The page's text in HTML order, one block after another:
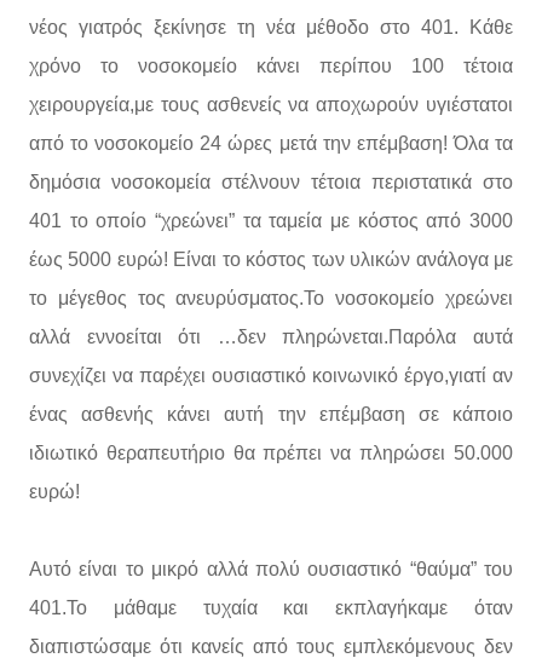
νέος γιατρός ξεκίνησε τη νέα μέθοδο στο 401. Κάθε
χρόνο το νοσοκομείο κάνει περίπου 100 τέτοια
χειρουργεία,με τους ασθενείς να αποχωρούν υγιέστατοι
από το νοσοκομείο 24 ώρες μετά την επέμβαση! Όλα τα
δημόσια νοσοκομεία στέλνουν τέτοια περιστατικά στο
401 το οποίο “χρεώνει” τα ταμεία με κόστος από 3000
έως 5000 ευρώ! Είναι το κόστος των υλικών ανάλογα με
το μέγεθος τος ανευρύσματος.Το νοσοκομείο χρεώνει
αλλά εννοείται ότι …δεν πληρώνεται.Παρόλα αυτά
συνεχίζει να παρέχει ουσιαστικό κοινωνικό έργο,γιατί αν
ένας ασθενής κάνει αυτή την επέμβαση σε κάποιο
ιδιωτικό θεραπευτήριο θα πρέπει να πληρώσει 50.000
ευρώ!
Αυτό είναι το μικρό αλλά πολύ ουσιαστικό “θαύμα” του
401.Το μάθαμε τυχαία και εκπλαγήκαμε όταν
διαπιστώσαμε ότι κανείς από τους εμπλεκόμενους δεν